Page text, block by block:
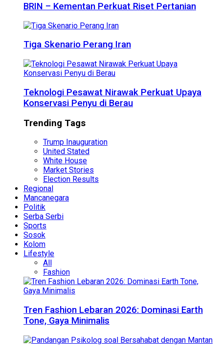
BRIN – Kementan Perkuat Riset Pertanian
Tiga Skenario Perang Iran
Teknologi Pesawat Nirawak Perkuat Upaya
Konservasi Penyu di Berau
Trending Tags
Trump Inauguration
United Stated
White House
Market Stories
Election Results
Regional
Mancanegara
Politik
Serba Serbi
Sports
Sosok
Kolom
Lifestyle
All
Fashion
Tren Fashion Lebaran 2026: Dominasi Earth
Tone, Gaya Minimalis